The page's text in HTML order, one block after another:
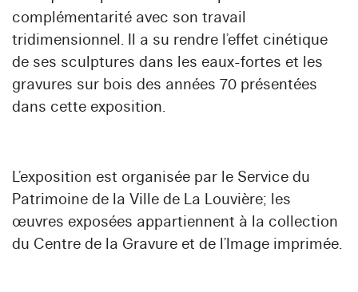
complémentarité avec son travail
tridimensionnel. Il a su rendre l’effet cinétique
de ses sculptures dans les eaux-fortes et les
gravures sur bois des années 70 présentées
dans cette exposition.
L’exposition est organisée par le Service du
Patrimoine de la Ville de La Louvière; les
œuvres exposées appartiennent à la collection
du Centre de la Gravure et de l’Image imprimée.